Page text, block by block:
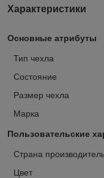
Характеристики
Основные атрибуты
Тип чехла
Состояние
Размер чехла
Марка
Пользовательские
Страна
Цвет